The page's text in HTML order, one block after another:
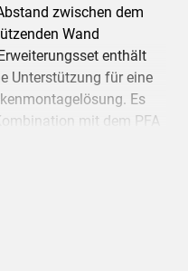
zwischen dem
Wand
enthält
Unterstützung für eine
Es
mit dem PFA